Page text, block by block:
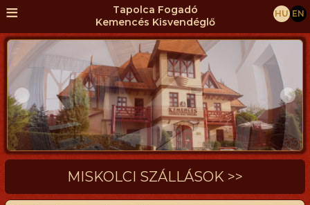
Tapolca Fogadó
Kemencés Kisvendéglő
≡ HU EN
MISKOLCI SZÁLLÁSOK >>